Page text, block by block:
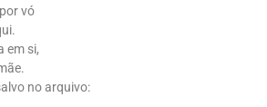
vó
em si,
no arquivo: